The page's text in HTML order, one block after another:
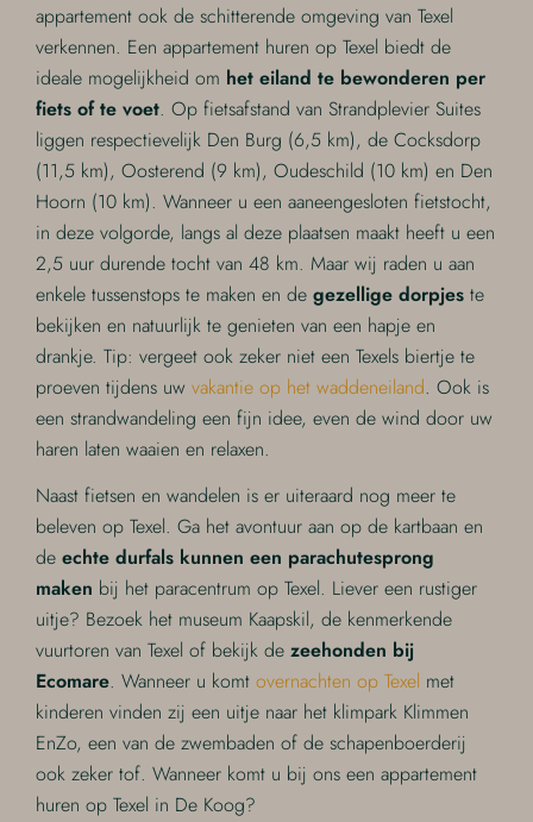
appartement ook de schitterende omgeving van Texel
verkennen. Een appartement huren op Texel biedt de
ideale mogelijkheid om het eiland te bewonderen per
fiets of te voet. Op fietsafstand van Strandplevier Suites
liggen respectievelijk Den Burg (6,5 km), de Cocksdorp
(11,5 km), Oosterend (9 km), Oudeschild (10 km) en Den
Hoorn (10 km). Wanneer u een aaneengesloten fietstocht,
in deze volgorde, langs al deze plaatsen maakt heeft u een
2,5 uur durende tocht van 48 km. Maar wij raden u aan
enkele tussenstops te maken en degezellige dorpjes te
bekijken en natuurlijk te genieten van een hapje en
drankje. Tip: vergeet ook zeker niet een Texels biertje te
proeven tijdens uwvakantie op het waddeneiland. Ook is
een strandwandeling een fijn idee, even de wind door uw
haren laten waaien en relaxen.
Naast fietsen en wandelen is er uiteraard nog meer te
beleven op Texel. Ga het avontuur aan op de kartbaan en
deechte durfals kunnen een parachutesprong
maken bij het paracentrum op Texel. Liever een rustiger
uitje? Bezoek het museum Kaapskil, de kenmerkende
vuurtoren van Texel of bekijk dezeehonden bij
Ecomare. Wanneer u komtovernachten op Texel met
kinderen vinden zij een uitje naar het klimpark Klimmen
EnZo, een van de zwembaden of de schapenboerderij
ook zeker tof. Wanneer komt u bij ons een appartement
huren op Texel in De Koog?